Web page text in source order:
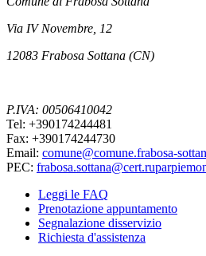
Via IV Novembre, 12
12083 Frabosa Sottana (CN)
P.IVA: 00506410042
Tel: +390174244481
Fax: +390174244730
Email: comune@comune.frabosa-
PEC:
Leggi le FAQ
Prenotazione appuntamento
Segnalazione disservizio
Richiesta d'assistenza